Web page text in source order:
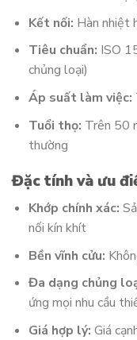
Kết nối: Hàn nhiệt
Tiêu chuẩn: ISO
chủng loại)
Áp suất làm việc:
Tuổi thọ: Trên 50
thường
Đặc tính và ưu
Khớp chính xác:
nối kín khít
Bền vĩnh cửu:
Đa dạng chủng
ứng mọi nhu cầu
Giá hợp lý: Giá